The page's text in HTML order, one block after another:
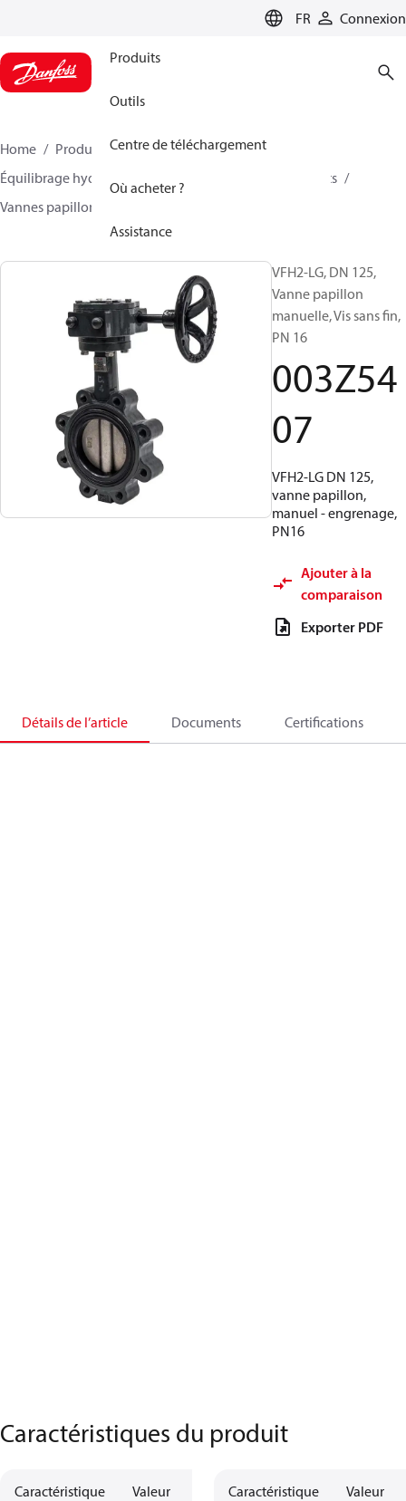
FR Connexion
Produits
Outils
Centre de téléchargement
Où acheter ?
Assistance
Home Produits
Climate Solutions - chauffage
Équilibrage hydraulique et régulation
Other products
Vannes papillon
VFH2-LG, DN 125,
Vanne papillon
manuelle, Vis sans fin,
PN 16
003Z54
07
VFH2‑LG DN 125,
vanne papillon,
manuel - engrenage,
PN16
Ajouter à la
comparaison
Exporter PDF
Détails de l’article Documents Certifications
Caractéristiques du produit
Caractéristique Valeur Caractéristique Valeur